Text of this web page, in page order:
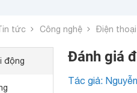
tức Công nghệ Điện
động Đánh giá
Tác giả: